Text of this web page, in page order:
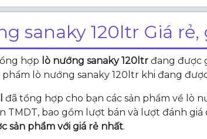
sanaky 120ltr Giá
hợp lò nướng sanaky 120ltr đang được
phẩm lò nướng sanaky 120ltr khi đang
đã tổng hợp cho bạn các sản phẩm về lò
TMDT, bao gồm lượt bán và lượt đánh
sản phẩm với giá rẻ nhất.